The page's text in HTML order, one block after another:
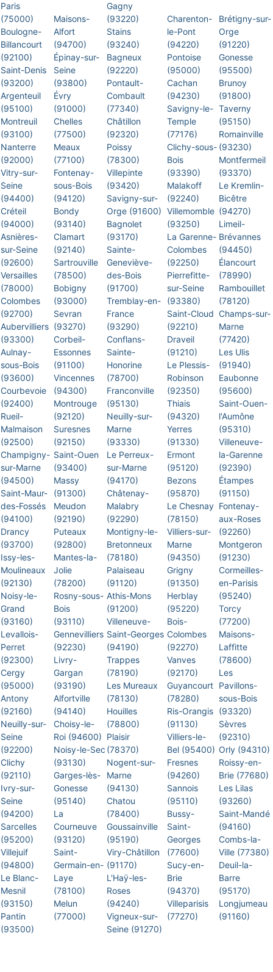
Paris
(75000)
Boulogne-
Billancourt
(92100)
Saint-Denis
(93200)
Argenteuil
(95100)
Montreuil
(93100)
Nanterre
(92000)
Vitry-sur-
Seine
(94400)
Créteil
(94000)
Asnières-
sur-Seine
(92600)
Versailles
(78000)
Colombes
(92700)
Aubervilliers
(93300)
Aulnay-
sous-Bois
(93600)
Courbevoie
(92400)
Rueil-
Malmaison
(92500)
Champigny-
sur-Marne
(94500)
Saint-Maur-
des-Fossés
(94100)
Drancy
(93700)
Issy-les-
Moulineaux
(92130)
Noisy-le-
Grand
(93160)
Levallois-
Perret
(92300)
Cergy
(95000)
Antony
(92160)
Neuilly-sur-
Seine
(92200)
Clichy
(92110)
Ivry-sur-
Seine
(94200)
Sarcelles
(95200)
Villejuif
(94800)
Le Blanc-
Mesnil
(93150)
Pantin
(93500)
Maisons-
Alfort
(94700)
Épinay-sur-
Seine
(93800)
Évry
(91000)
Chelles
(77500)
Meaux
(77100)
Fontenay-
sous-Bois
(94120)
Bondy
(93140)
Clamart
(92140)
Sartrouville
(78500)
Bobigny
(93000)
Sevran
(93270)
Corbeil-
Essonnes
(91100)
Vincennes
(94300)
Montrouge
(92120)
Suresnes
(92150)
Saint-Ouen
(93400)
Massy
(91300)
Meudon
(92190)
Puteaux
(92800)
Mantes-la-
Jolie
(78200)
Rosny-sous-
Bois
(93110)
Gennevilliers
(92230)
Livry-
Gargan
(93190)
Alfortville
(94140)
Choisy-le-
Roi (94600)
Noisy-le-Sec
(93130)
Garges-lès-
Gonesse
(95140)
La
Courneuve
(93120)
Saint-
Germain-en-
Laye
(78100)
Melun
(77000)
Gagny
(93220)
Stains
(93240)
Bagneux
(92220)
Pontault-
Combault
(77340)
Châtillon
(92320)
Poissy
(78300)
Villepinte
(93420)
Savigny-sur-
Orge (91600)
Bagnolet
(93170)
Sainte-
Geneviève-
des-Bois
(91700)
Tremblay-en-
France
(93290)
Conflans-
Sainte-
Honorine
(78700)
Franconville
(95130)
Neuilly-sur-
Marne
(93330)
Le Perreux-
sur-Marne
(94170)
Châtenay-
Malabry
(92290)
Montigny-le-
Bretonneux
(78180)
Palaiseau
(91120)
Athis-Mons
(91200)
Villeneuve-
Saint-Georges
(94190)
Trappes
(78190)
Les Mureaux
(78130)
Houilles
(78800)
Plaisir
(78370)
Nogent-sur-
Marne
(94130)
Chatou
(78400)
Goussainville
(95190)
Viry-Châtillon
(91170)
L'Haÿ-les-
Roses
(94240)
Vigneux-sur-
Seine (91270)
Charenton-
le-Pont
(94220)
Pontoise
(95000)
Cachan
(94230)
Savigny-le-
Temple
(77176)
Clichy-sous-
Bois
(93390)
Malakoff
(92240)
Villemomble
(93250)
La Garenne-
Colombes
(92250)
Pierrefitte-
sur-Seine
(93380)
Saint-Cloud
(92210)
Draveil
(91210)
Le Plessis-
Robinson
(92350)
Thiais
(94320)
Yerres
(91330)
Ermont
(95120)
Bezons
(95870)
Le Chesnay
(78150)
Villiers-sur-
Marne
(94350)
Grigny
(91350)
Herblay
(95220)
Bois-
Colombes
(92270)
Vanves
(92170)
Guyancourt
(78280)
Ris-Orangis
(91130)
Villiers-le-
Bel (95400)
Fresnes
(94260)
Sannois
(95110)
Bussy-
Saint-
Georges
(77600)
Sucy-en-
Brie
(94370)
Villeparisis
(77270)
Brétigny-sur-
Orge
(91220)
Gonesse
(95500)
Brunoy
(91800)
Taverny
(95150)
Romainville
(93230)
Montfermeil
(93370)
Le Kremlin-
Bicêtre
(94270)
Limeil-
Brévannes
(94450)
Élancourt
(78990)
Rambouillet
(78120)
Champs-sur-
Marne
(77420)
Les Ulis
(91940)
Eaubonne
(95600)
Saint-Ouen-
l'Aumône
(95310)
Villeneuve-
la-Garenne
(92390)
Étampes
(91150)
Fontenay-
aux-Roses
(92260)
Montgeron
(91230)
Cormeilles-
en-Parisis
(95240)
Torcy
(77200)
Maisons-
Laffitte
(78600)
Les
Pavillons-
sous-Bois
(93320)
Sèvres
(92310)
Orly (94310)
Roissy-en-
Brie (77680)
Les Lilas
(93260)
Saint-Mandé
(94160)
Combs-la-
Ville (77380)
Deuil-la-
Barre
(95170)
Longjumeau
(91160)